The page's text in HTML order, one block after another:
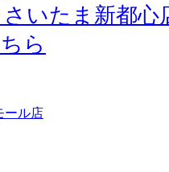
いたま新都心
ら
ール店